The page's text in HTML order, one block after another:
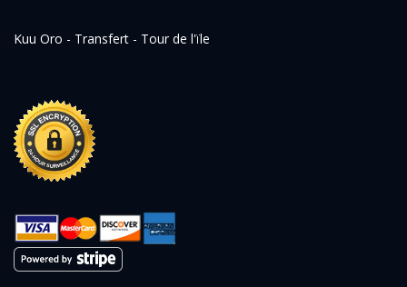
Kuu Oro - Transfert - Tour de l'ïle